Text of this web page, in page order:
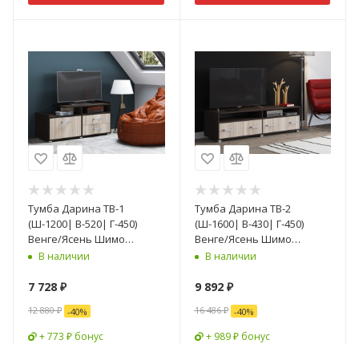
Тумба Дарина ТВ-1
(Ш-1200| В-520| Г-450)
Венге/Ясень Шимо
Светлый
В наличии
7 728 ₽
12 880₽ -40%
+ 773 ₽ бонус
Тумба Дарина ТВ-2
(Ш-1600| В-430| Г-450)
Венге/Ясень Шимо
Светлый
В наличии
9 892₽
16 486₽ -40%
+ 989 ₽ бонус